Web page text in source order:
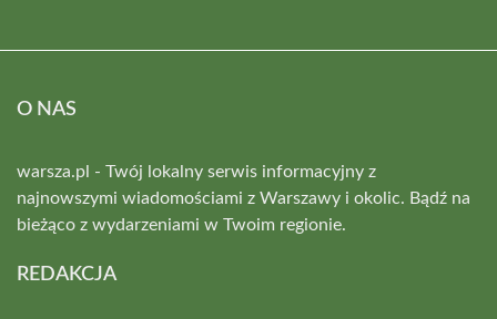
O NAS
warsza.pl - Twój lokalny serwis informacyjny z
najnowszymi wiadomościami z Warszawy i okolic. Bądź na
bieżąco z wydarzeniami w Twoim regionie.
REDAKCJA